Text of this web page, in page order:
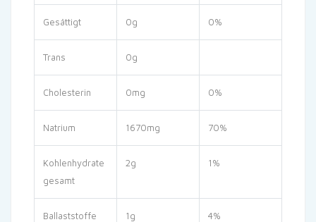
Gesättigt 0g 0%
Trans 0g
Cholesterin 0mg 0%
Natrium 1670mg 70%
Kohlenhydrate
gesamt
2g 1%
Ballaststoffe 1g 4%